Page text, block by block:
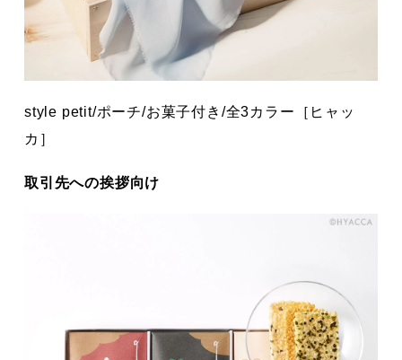
style petit/ポーチ/お菓子付き/全3カラー［ヒャッ
カ］
取引先への挨拶向け